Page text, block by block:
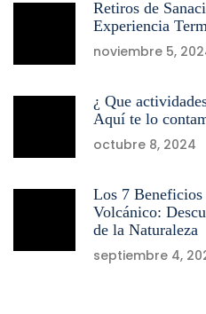
Retiros de
Experiencia
noviembre 5,
¿ Que
Aquí te lo
octubre 8, 2024
Los 7
Volcánico:
de la Naturaleza
septiembre 4,